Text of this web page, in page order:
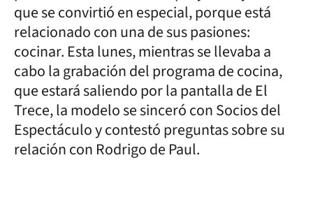
que se convirtió en especial, porque está
relacionado con una de sus pasiones:
cocinar. Esta lunes, mientras se llevaba a
cabo la grabación del programa de cocina,
que estará saliendo por la pantalla de El
Trece, la modelo se sinceró con Socios del
Espectáculo y contestó preguntas sobre su
relación con Rodrigo de Paul.